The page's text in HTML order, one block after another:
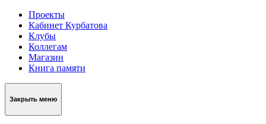
Проекты
Кабинет Курбатова
Клубы
Коллегам
Магазин
Книга памяти
Закрыть меню